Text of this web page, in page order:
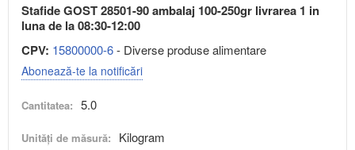
Stafide GOST 28501-90 ambalaj 100-250gr livrarea 1 in
luna de la 08:30-12:00
CPV: 15800000-6- Diverse produse alimentare
Abonează-te la notificări
Cantitatea: 5.0
Unități de măsură: Kilogram